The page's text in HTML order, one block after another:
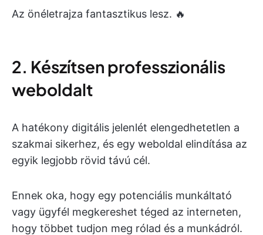
Az önéletrajza fantasztikus lesz. 🔥
2. Készítsen professzionális
weboldalt
A hatékony digitális jelenlét elengedhetetlen a
szakmai sikerhez, és egy weboldal elindítása az
egyik legjobb rövid távú cél.
Ennek oka, hogy egy potenciális munkáltató
vagy ügyfél megkereshet téged az interneten,
hogy többet tudjon meg rólad és a munkádról.